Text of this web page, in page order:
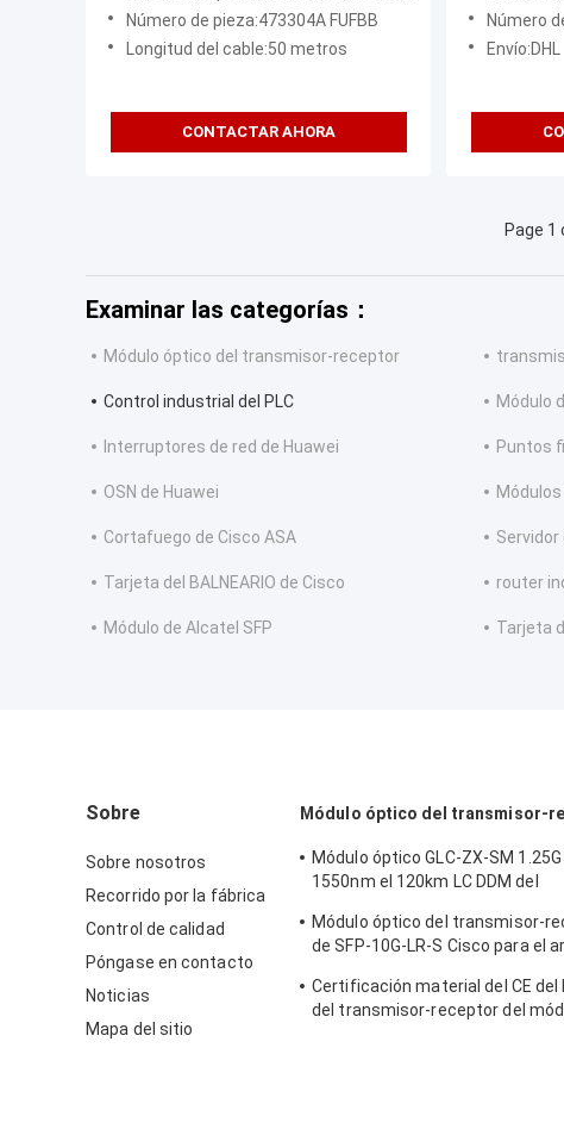
de alto rendimiento con varios
modos de funcionamiento duales
Número de pieza:473304A FUFBB
Longitud del cable:50 metros
CONTACTAR AHORA
Número
Envío:DHL
Page 1
Examinar las categorías：
Módulo óptico del transmisor-receptor
Control industrial del PLC Módulo
Interruptores de red de Huawei Puntos
OSN de Huawei
Cortafuego de Cisco ASA
Tarjeta del BALNEARIO de Cisco router
Módulo de Alcatel SFP Tarjeta
Sobre
Sobre nosotros
Recorrido por la fábrica
Control de calidad
Póngase en contacto
Noticias
Mapa del sitio
Módulo óptico del transmisor-
Módulo óptico GLC-ZX-SM 1.25G
1550nm el 120km LC DDM del
Módulo óptico del transmisor-
de SFP-10G-LR-S Cisco para el
empresa
Certificación material del CE del
del transmisor-receptor del